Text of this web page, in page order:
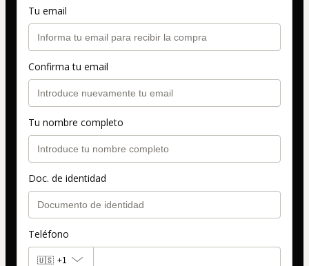
Tu email
Confirma tu email
Tu nombre completo
Doc. de identidad
Teléfono
🇺🇸 +1